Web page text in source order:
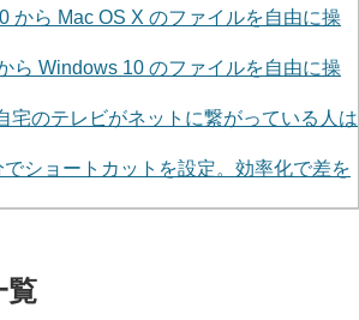
から Mac OS X のファイルを自由に操
ら Windows 10 のファイルを自由に操
宅のテレビがネットに繋がっている人は
でショートカットを設定。効率化で差を
覧